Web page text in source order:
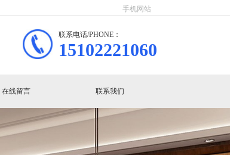
手机网站
联系电话/PHONE：
15102221060
在线留言 联系我们